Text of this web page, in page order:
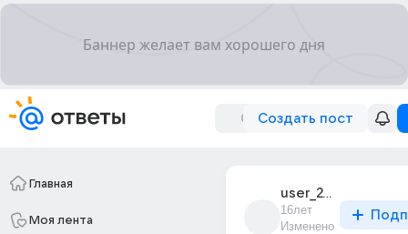
Создать пост
Главная
Моя лента
user_24285885
16лет
Изменено